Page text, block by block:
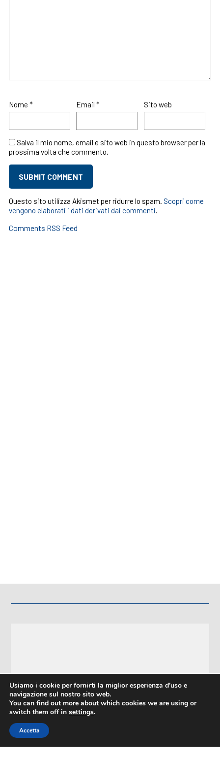
Nome * Email* Sito web
Salva il mio nome, email e sito web in questo browser per la
prossima volta che commento.
Questo sito utilizza Akismet per ridurre lo spam. Scopri come
vengono elaborati i dati derivati dai commenti.
Comments RSS Feed
FORTITUDO 1901 RUGBY ASD
Usiamo i cookie per fornirti la miglior esperienza d'uso e
navigazione sul nostro sito web.
You can find out more about which cookies we are using or
switch them off in settings.
Accetta